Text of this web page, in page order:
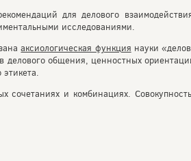
для делового
исследованиями.
аксиологическая функция науки
делового общения, ценностных
и комбинациях.